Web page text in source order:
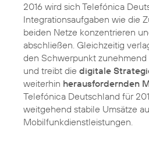
2016 wird sich Telefónica
Integrationsaufgaben wie die
beiden Netze konzentrieren
abschließen. Gleichzeitig
den Schwerpunkt zunehmend
und treibt die digitale
weiterhin herausfordernden
Telefónica Deutschland für
weitgehend stabile Umsätze
Mobilfunkdienstleistungen.